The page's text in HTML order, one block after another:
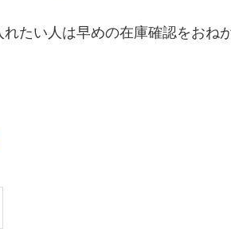
たい人は早めの在庫確認をおね